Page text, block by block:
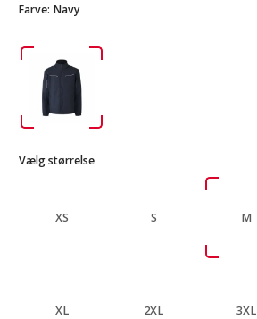
Farve: Navy
Vælg størrelse
XS S M
XL 2XL 3XL